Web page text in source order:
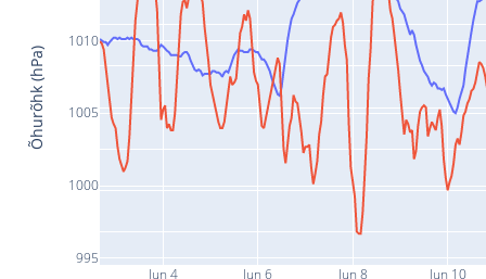
Jun 4 Jun 6 Jun 8 Jun 10
995
1000
1005
1010
Õhurõhk (hPa)